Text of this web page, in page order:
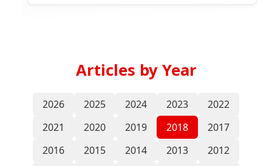
Articles by Year
2026 2025 2024 2023
2022
2021
2020 2019 2018
2017
2016
2015 2014 2013
2012